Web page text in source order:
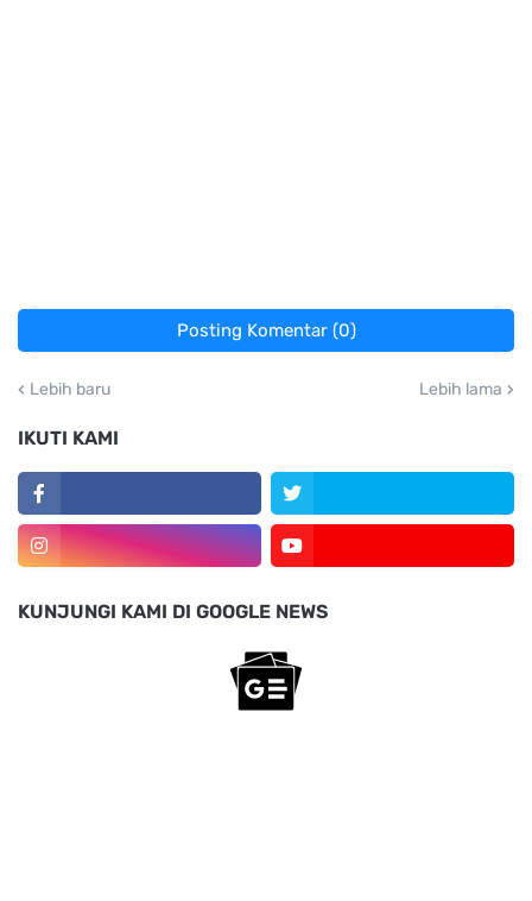
Posting Komentar (0)
Lebih baru Lebih lama
IKUTI KAMI
KUNJUNGI KAMI DI GOOGLE NEWS